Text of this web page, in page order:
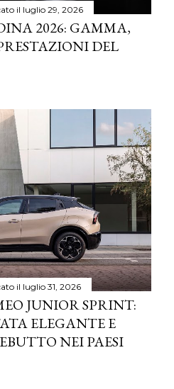
il luglio 29, 2026
2026: GAMMA,
DEL
il luglio 31, 2026
JUNIOR SPRINT:
ELEGANTE E
NEI PAESI